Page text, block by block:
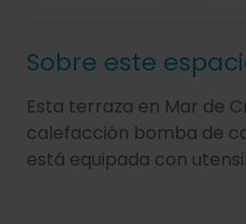
Sobre este
Esta terraza en Mar de
calefacción bomba de
está equipada con